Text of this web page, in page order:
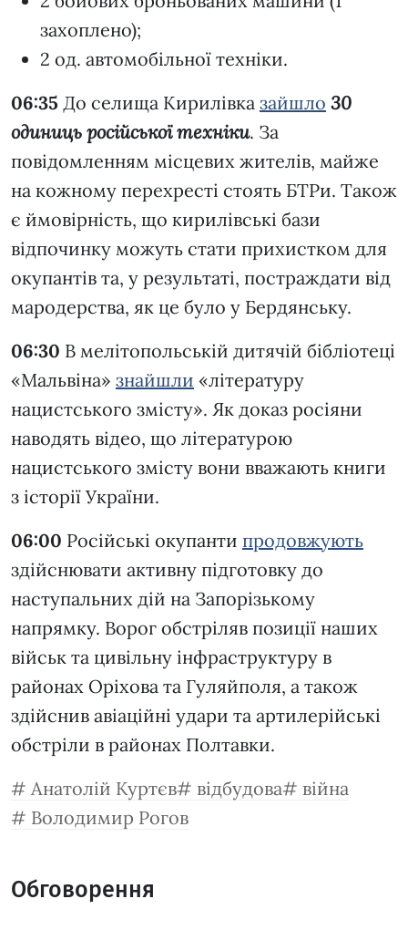
захоплено);
2 од. автомобільної техніки.
06:35 До селища Кирилівка зайшло 30
одиниць російської техніки. За
повідомленням місцевих жителів, майже
на кожному перехресті стоять БТРи. Також
є ймовірність, що кирилівські бази
відпочинку можуть стати прихистком для
окупантів та, у результаті, постраждати від
мародерства, як це було у Бердянську.
06:30 В мелітопольській дитячій бібліотеці
«Мальвіна» знайшли «літературу
нацистського змісту». Як доказ росіяни
наводять відео, що літературою
нацистського змісту вони вважають книги
з історії України.
06:00 Російські окупанти продовжують
здійснювати активну підготовку до
наступальних дій на Запорізькому
напрямку. Ворог обстріляв позиції наших
військ та цивільну інфраструктуру в
районах Оріхова та Гуляйполя, а також
здійснив авіаційні удари та артилерійські
обстріли в районах Полтавки.
Анатолій Куртєв
відбудова
війна
Володимир Рогов
Обговорення